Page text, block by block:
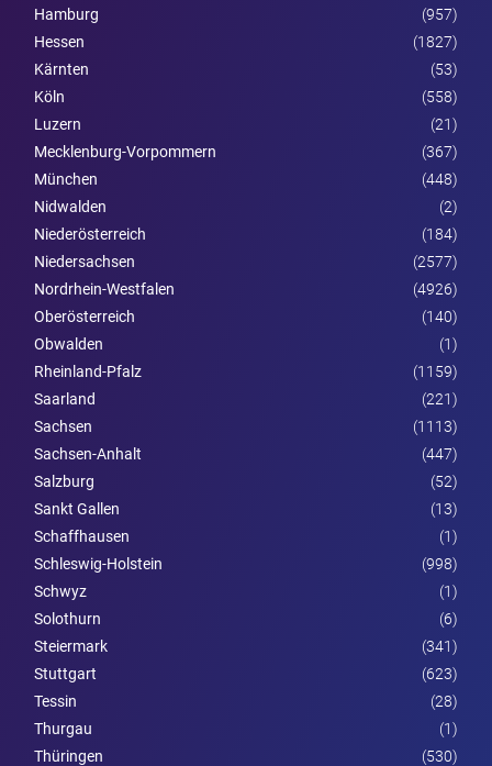
Hamburg
(957)
Hessen
(1827)
Kärnten
(53)
Köln
(558)
Luzern
(21)
Mecklenburg-Vorpommern
(367)
München
(448)
Nidwalden
(2)
Nieder­österreich
(184)
Niedersachsen
(2577)
Nordrhein-Westfalen
(4926)
Ober­österreich
(140)
Obwalden
(1)
Rheinland-Pfalz
(1159)
Saarland
(221)
Sachsen
(1113)
Sachsen-Anhalt
(447)
Salzburg
(52)
Sankt Gallen
(13)
Schaffhausen
(1)
Schleswig-Holstein
(998)
Schwyz
(1)
Solothurn
(6)
Steier­mark
(341)
Stuttgart
(623)
Tessin
(28)
Thurgau
(1)
Thüringen
(530)